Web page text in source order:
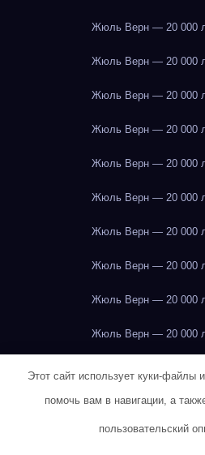
Жюль Верн — 20 000
Жюль Верн — 20 000
Жюль Верн — 20 000
Жюль Верн — 20 000
Жюль Верн — 20 000
Жюль Верн — 20 000
Жюль Верн — 20 000
Жюль Верн — 20 000
Жюль Верн — 20 000
Жюль Верн — 20 000
Жюль Верн — 20 000
Жюль Верн — 20 000
Этот сайт использует куки-файлы
помочь вам в навигации, а
пользовательский